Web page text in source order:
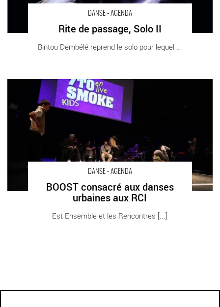
DANSE - AGENDA
Rite de passage, Solo II
Bintou Dembélé reprend le solo pour lequel [...]
DANSE - AGENDA
BOOST consacré aux danses
urbaines aux RCI
Est Ensemble et les Rencontres [...]
BOOST consacré aux danses urbaines aux RCI - Critique sortie
Danse Bagnolet